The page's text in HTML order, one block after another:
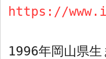
https://
1996年岡山県